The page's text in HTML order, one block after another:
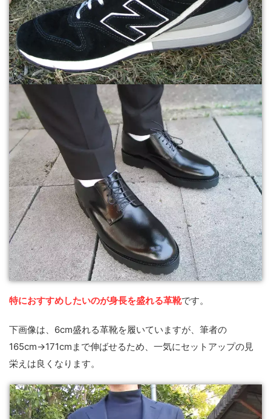
特におすすめしたいのが身長を盛れる革靴です。
下画像は、6cm盛れる革靴を履いていますが、筆者の
165cm→171cmまで伸ばせるため、一気にセットアップの見
栄えは良くなります。